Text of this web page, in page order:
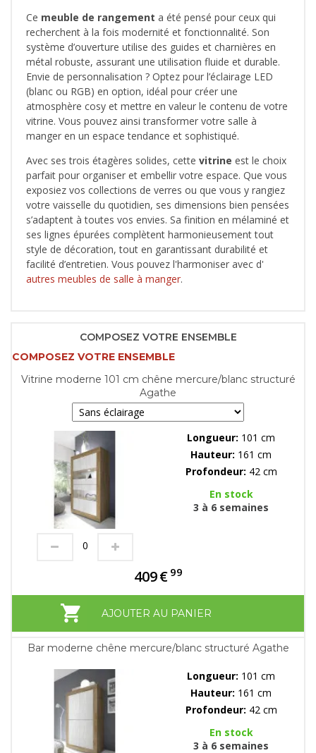
Ce meuble de rangement a été pensé pour ceux qui
recherchent à la fois modernité et fonctionnalité. Son
système d’ouverture utilise des guides et charnières en
métal robuste, assurant une utilisation fluide et durable.
Envie de personnalisation ? Optez pour l’éclairage LED
(blanc ou RGB) en option, idéal pour créer une
atmosphère cosy et mettre en valeur le contenu de votre
vitrine. Vous pouvez ainsi transformer votre salle à
manger en un espace tendance et sophistiqué.
Avec ses trois étagères solides, cette vitrine est le choix
parfait pour organiser et embellir votre espace. Que vous
exposiez vos collections de verres ou que vous y rangiez
votre vaisselle du quotidien, ses dimensions bien pensées
s’adaptent à toutes vos envies. Sa finition en mélaminé et
ses lignes épurées complètent harmonieusement tout
style de décoration, tout en garantissant durabilité et
facilité d’entretien. Vous pouvez l'harmoniser avec d'
autres meubles de salle à manger.
COMPOSEZ VOTRE ENSEMBLE
COMPOSEZ VOTRE ENSEMBLE
Vitrine moderne 101 cm chêne mercure/blanc structuré
Agathe
Longueur: 101 cm
Hauteur: 161 cm
Profondeur: 42 cm
En stock
3 à 6 semaines
409€ 99
AJOUTER AU PANIER
Bar moderne chêne mercure/blanc structuré Agathe
Longueur: 101 cm
Hauteur: 161 cm
Profondeur: 42 cm
En stock
3 à 6 semaines